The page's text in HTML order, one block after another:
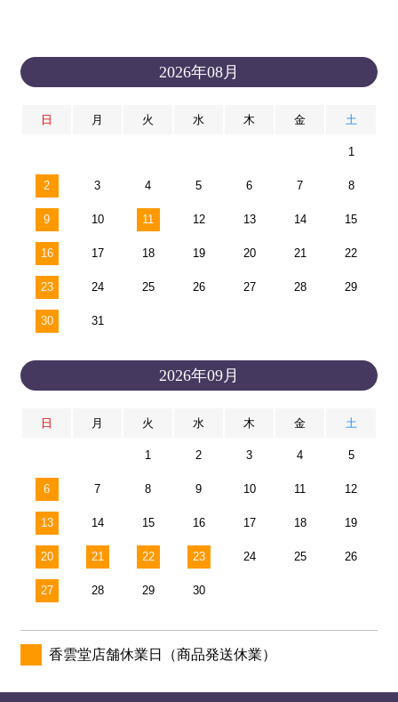
2026年08月
日 月 火 水 木 金 土
1
2 3 4 5 6 7 8
9 10 11 12 13 14 15
16 17 18 19 20 21 22
23 24 25 26 27 28 29
30 31
2026年09月
日 月 火 水 木 金 土
1 2 3 4 5
6 7 8 9 10 11 12
13 14 15 16 17 18 19
20 21 22 23 24 25 26
27 28 29 30
香雲堂店舗休業日（商品発送休業）